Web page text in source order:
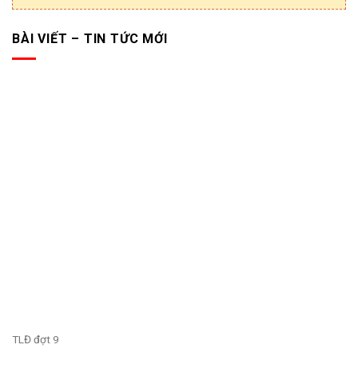
BÀI VIẾT – TIN TỨC MỚI
TLĐ đợt 9